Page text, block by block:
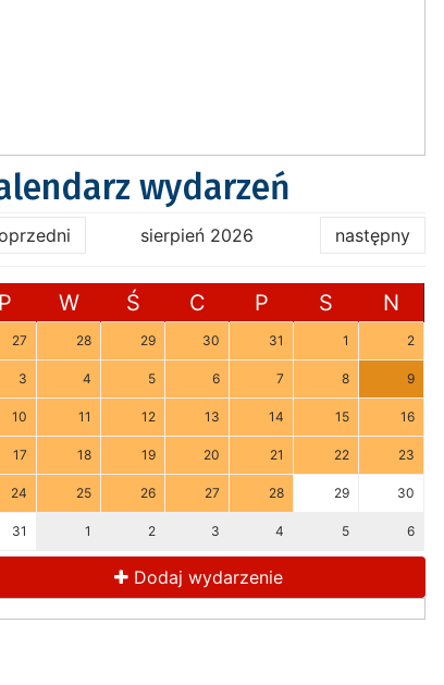
wydarzeń
sierpień 2026 następny
P W Ś C P S N
27 28 29 30 31 1 2
3 4 5 6 7 8 9
10 11 12 13 14 15 16
17 18 19 20 21 22 23
24 25 26 27 28 29 30
31 1 2 3 4 5 6
Dodaj wydarzenie